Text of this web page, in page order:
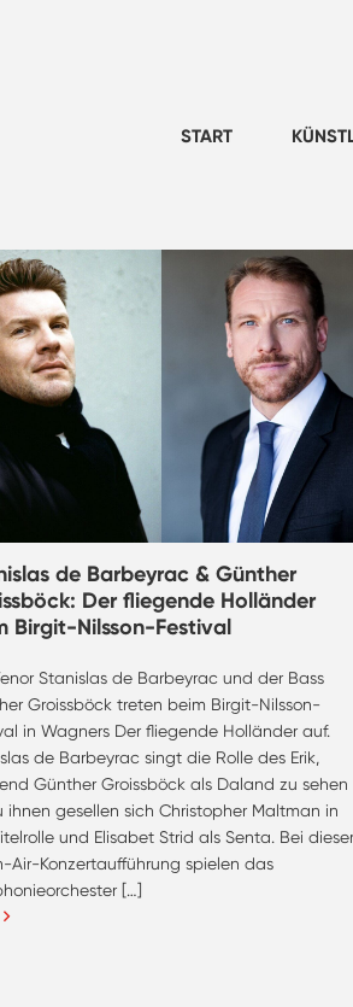
START
de Barbeyrac & Günther
Der fliegende Holländer
Birgit-Nilsson-Festival
Stanislas de Barbeyrac und der Bass
Groissböck treten beim Birgit-Nilsson-
in Wagners Der fliegende Holländer auf.
de Barbeyrac singt die Rolle des Erik,
Günther Groissböck als Daland zu sehen
ihnen gesellen sich Christopher Maltman in
und Elisabet Strid als Senta. Bei dieser
Air-Konzertaufführung spielen das
[…]